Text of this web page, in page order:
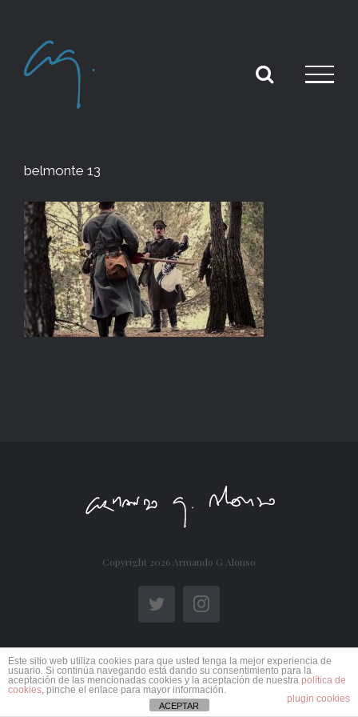
content
belmonte 13
Copyright 2026 Armando G Alonso
TwitterInstagram
Este sitio web utiliza cookies para que usted tenga la mejor experiencia de
usuario. Si continúa navegando está dando su consentimiento para la
aceptación de las mencionadas cookies y la aceptación de nuestra política de
cookies, pinche el enlace para mayor información.
plugin cookies
ACEPTAR